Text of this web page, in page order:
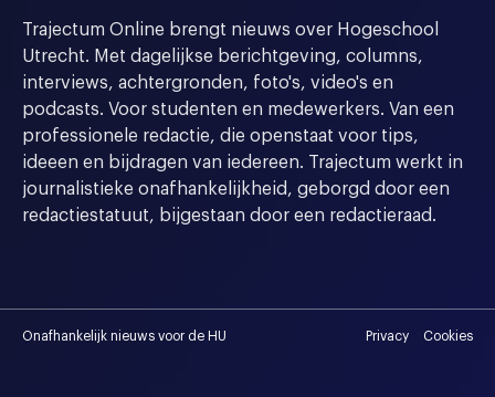
Trajectum Online brengt nieuws over Hogeschool
Utrecht. Met dagelijkse berichtgeving, columns,
interviews, achtergronden, foto's, video's en
podcasts. Voor studenten en medewerkers. Van een
professionele redactie, die openstaat voor tips,
ideeen en bijdragen van iedereen. Trajectum werkt in
journalistieke onafhankelijkheid, geborgd door een
redactiestatuut, bijgestaan door een redactieraad.
Onafhankelijk nieuws voor de HU Privacy Cookies